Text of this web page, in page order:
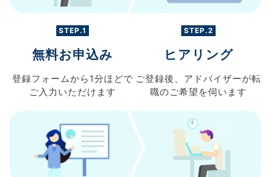
STEP.1
無料お申込み
登録フォームから 1分ほどで
ご入力 いただけます
STEP.2
ヒアリング
ご登録後、 アドバイザーが転
職のご希望を伺います